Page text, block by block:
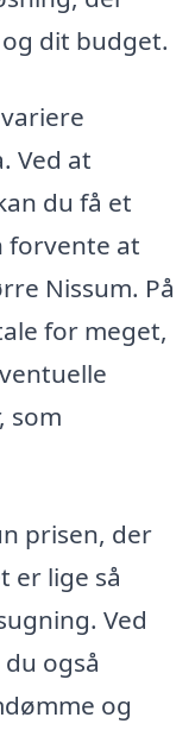
dit budget.
Ved at
du få et
forvente at
Nissum. På
for meget,
som
prisen, der
er lige så
Ved
også
og